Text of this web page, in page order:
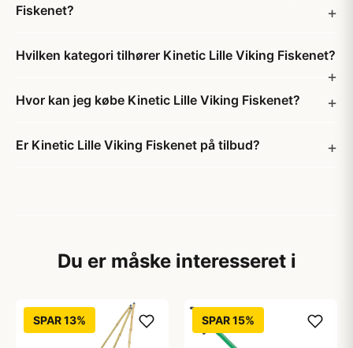
Fiskenet?
Hvilken kategori tilhører Kinetic Lille Viking Fiskenet?
Hvor kan jeg købe Kinetic Lille Viking Fiskenet?
Er Kinetic Lille Viking Fiskenet på tilbud?
Du er måske interesseret i
SPAR 13% SPAR 15%